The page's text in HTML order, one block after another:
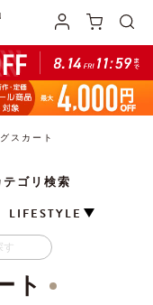
スカート
テゴリ検索
LIFESTYLE
ト